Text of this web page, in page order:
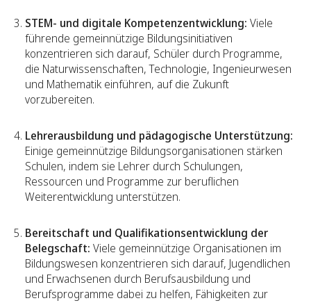
STEM- und digitale Kompetenzentwicklung: Viele
führende gemeinnützige Bildungsinitiativen
konzentrieren sich darauf, Schüler durch Programme,
die Naturwissenschaften, Technologie, Ingenieurwesen
und Mathematik einführen, auf die Zukunft
vorzubereiten.
Lehrerausbildung und pädagogische Unterstützung:
Einige gemeinnützige Bildungsorganisationen stärken
Schulen, indem sie Lehrer durch Schulungen,
Ressourcen und Programme zur beruflichen
Weiterentwicklung unterstützen.
Bereitschaft und Qualifikationsentwicklung der
Belegschaft: Viele gemeinnützige Organisationen im
Bildungswesen konzentrieren sich darauf, Jugendlichen
und Erwachsenen durch Berufsausbildung und
Berufsprogramme dabei zu helfen, Fähigkeiten zur